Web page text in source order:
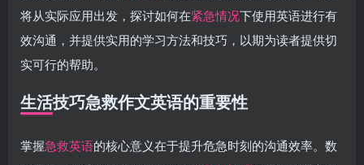
将从实际应用出发，探讨如何在紧急情况下使用英语进行有
效沟通，并提供实用的学习方法和技巧，以期为读者提供切
实可行的帮助。
生活技巧急救作文英语的重要性
掌握急救英语的核心意义在于提升危急时刻的沟通效率。数